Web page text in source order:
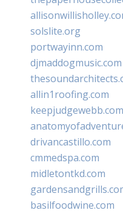
solslite.org
portwayinn.com
djmaddogmusic.com
allin1roofing.com
keepjudgewebb.com
drivancastillo.com
cmmedspa.com
midletontkd.com
basilfoodwine.com